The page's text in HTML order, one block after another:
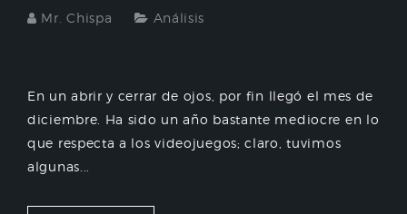
Mr. Chispa Análisis
En un abrir y cerrar de ojos, por fin llegó el mes de
diciembre. Ha sido un año bastante mediocre en lo
que respecta a los videojuegos; claro, tuvimos
algunas...